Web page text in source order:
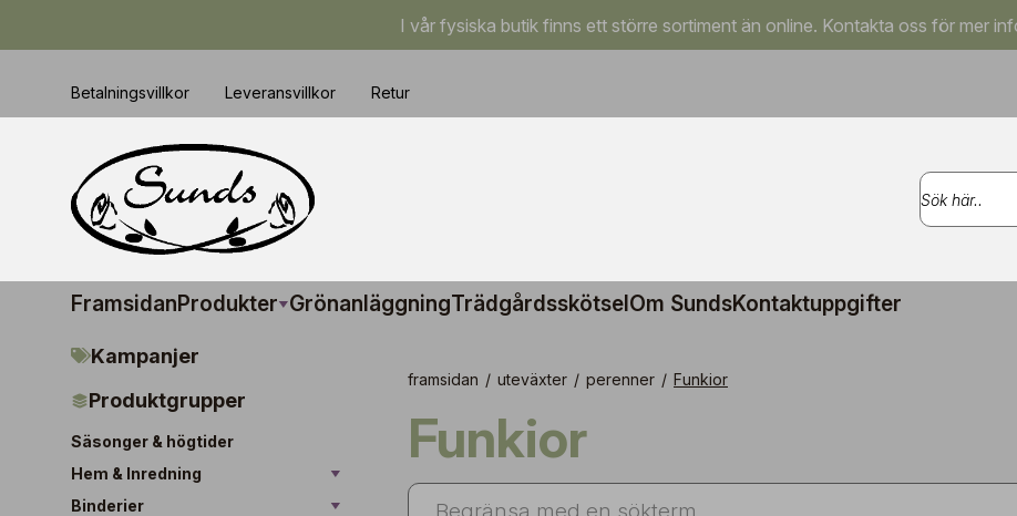
I vår fysiska butik finns ett större sortiment än online. Kontakta oss för mer
Betalningsvillkor Leveransvillkor Retur
FramsidanProdukter GrönanläggningTrädgårdsskötsel Om SundsKontaktuppgifter
Kampanjer
Produktgrupper
Säsonger & högtider
Hem & Inredning
Binderier
framsidan / uteväxter / perenner / Funkior
Funkior